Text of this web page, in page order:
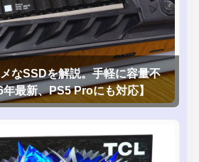
なSSDを解説。手軽に容量不
最新、PS5 Proにも対応】